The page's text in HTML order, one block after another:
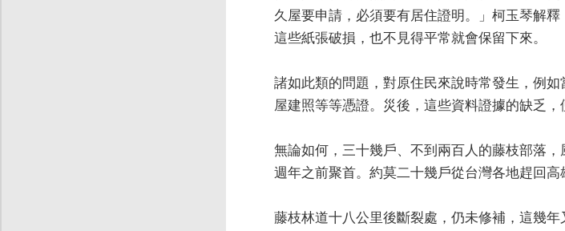
久屋要申請，必須要有居住證明。」柯玉琴解
這些紙張破損，也不見得平常就會保留下來。
諸如此類的問題，對原住民來說時常發生，例
屋建照等等憑證。災後，這些資料證據的缺乏
無論如何，三十幾戶、不到兩百人的藤枝部落
週年之前聚首。約莫二十幾戶從台灣各地趕回高
藤枝林道十八公里後斷裂處，仍未修補，這幾